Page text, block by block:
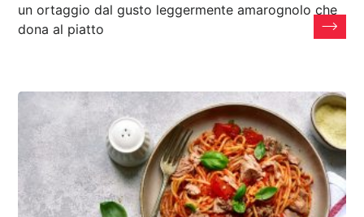
un ortaggio dal gusto leggermente amarognolo che
dona al piatto